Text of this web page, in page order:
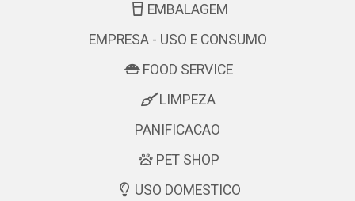
EMBALAGEM
EMPRESA - USO E CONSUMO
FOOD SERVICE
LIMPEZA
PANIFICACAO
PET SHOP
USO DOMESTICO